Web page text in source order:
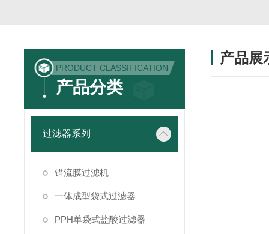
PRODUCT CLASSIFICATION
产品分类
过滤器系列
错流膜过滤机
一体成型袋式过滤器
PPH单袋式盐酸过滤器
产品展